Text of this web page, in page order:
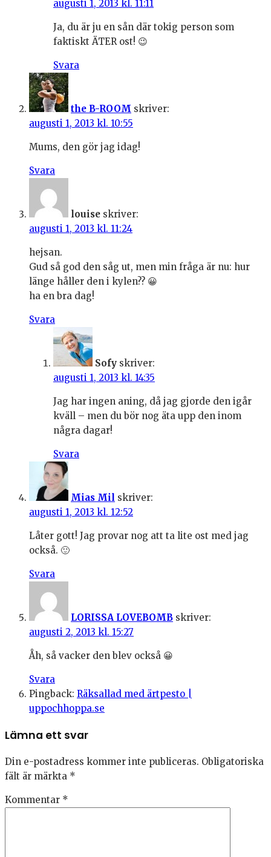
augusti 1, 2013 kl. 11:11
Ja, du är ju en sån där tokig person som
faktiskt ÄTER ost! 😉
Svara
the B-ROOM skriver:
augusti 1, 2013 kl. 10:55
Mums, den gör jag idag!
Svara
louise skriver:
augusti 1, 2013 kl. 11:24
hejsan.
Gud så god den såg ut, men min fråga är nu: hur
länge håller den i kylen?? 😀
ha en bra dag!
Svara
Sofy skriver:
augusti 1, 2013 kl. 14:35
Jag har ingen aning, då jag gjorde den igår
kväll – men du bör nog äta upp den inom
några dagar!
Svara
Mias Mil skriver:
augusti 1, 2013 kl. 12:52
Låter gott! Jag provar nog att ta lite ost med jag
också. 🙂
Svara
LORISSA LOVEBOMB skriver:
augusti 2, 2013 kl. 15:27
Åh, så vacker den blev också 😀
Svara
Pingback: Räksallad med ärtpesto |
uppochhoppa.se
Lämna ett svar
Din e-postadress kommer inte publiceras. Obligatoriska
fält är märkta *
Kommentar *